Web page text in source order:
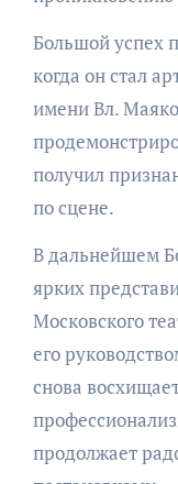
Большой успех
когда он стал
имени Вл.
получил
по сцене.
В дальнейшем
ярких
Московского
его
снова
продолжает